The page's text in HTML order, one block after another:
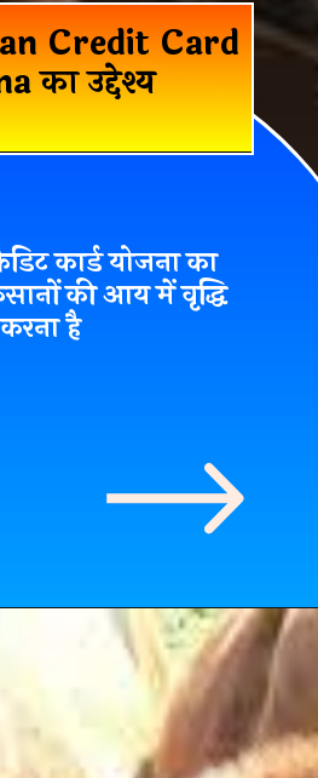
Credit Card
का उद्देश्य
कार्ड योजना का
की आय में वृद्धि
करना है